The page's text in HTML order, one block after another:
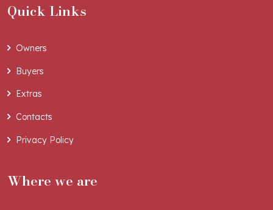
Quick Links
Owners
Buyers
Extras
Contacts
Privacy Policy
Where we are